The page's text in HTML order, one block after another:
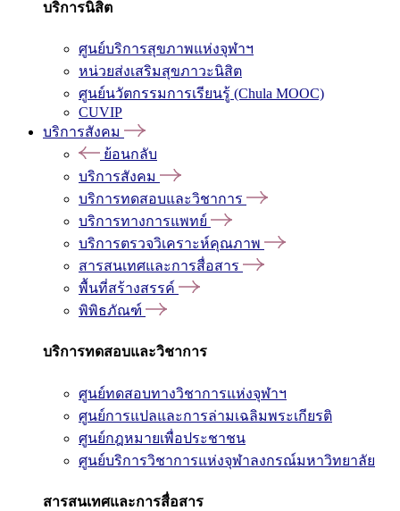
บริการนิสิต
ศูนย์บริการสุขภาพแห่งจุฬาฯ
หน่วยส่งเสริมสุขภาวะนิสิต
ศูนย์นวัตกรรมการเรียนรู้ (Chula MOOC)
CUVIP
บริการสังคม
ย้อนกลับ
บริการสังคม
บริการทดสอบและวิชาการ
บริการทางการแพทย์
บริการตรวจวิเคราะห์คุณภาพ
สารสนเทศและการสื่อสาร
พื้นที่สร้างสรรค์
พิพิธภัณฑ์
บริการทดสอบและวิชาการ
ศูนย์ทดสอบทางวิชาการแห่งจุฬาฯ
ศูนย์การแปลและการล่ามเฉลิมพระเกียรติ
ศูนย์กฎหมายเพื่อประชาชน
ศูนย์บริการวิชาการแห่งจุฬาลงกรณ์มหาวิทยาลัย
สารสนเทศและการสื่อสาร